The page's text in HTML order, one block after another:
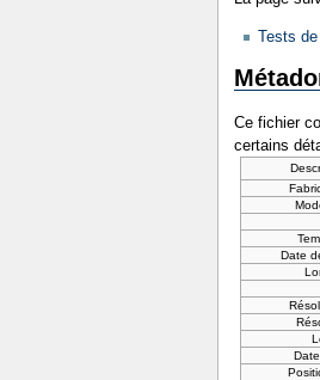
Tests
Ce fichier
certains
Date